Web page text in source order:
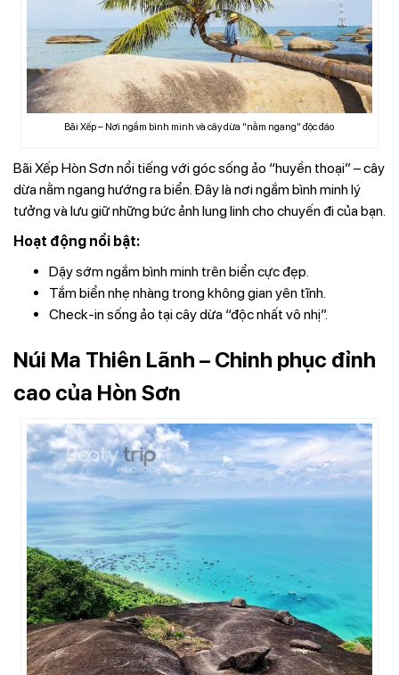
Bãi Xếp – Nơi ngắm bình minh và cây dừa “nằm ngang” độc đáo
Bãi Xếp Hòn Sơn nổi tiếng với góc sống ảo “huyền thoại” – cây
dừa nằm ngang hướng ra biển. Đây là nơi ngắm bình minh lý
tưởng và lưu giữ những bức ảnh lung linh cho chuyến đi của bạn.
Hoạt động nổi bật:
Dậy sớm ngắm bình minh trên biển cực đẹp.
Tắm biển nhẹ nhàng trong không gian yên tĩnh.
Check-in sống ảo tại cây dừa “độc nhất vô nhị”.
Núi Ma Thiên Lãnh – Chinh phục đỉnh
cao của Hòn Sơn